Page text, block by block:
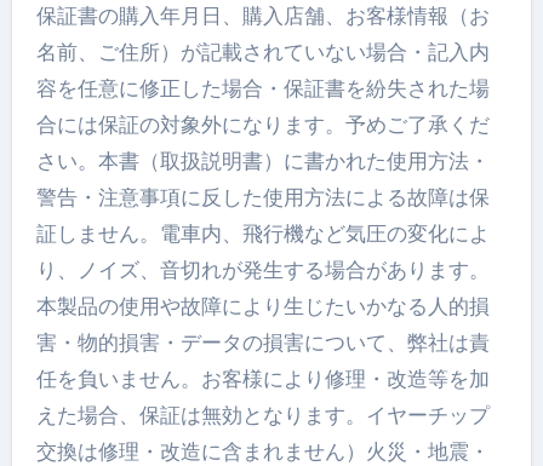
保証書の購入年月日、購入店舗、お客様情報（お
名前、ご住所）が記載されていない場合・記入内
容を任意に修正した場合・保証書を紛失された場
合には保証の対象外になります。予めご了承くだ
さい。本書（取扱説明書）に書かれた使用方法・
警告・注意事項に反した使用方法による故障は保
証しません。電車内、飛行機など気圧の変化によ
り、ノイズ、音切れが発生する場合があります。
本製品の使用や故障により生じたいかなる人的損
害・物的損害・データの損害について、弊社は責
任を負いません。お客様により修理・改造等を加
えた場合、保証は無効となります。イヤーチップ
交換は修理・改造に含まれません）火災・地震・